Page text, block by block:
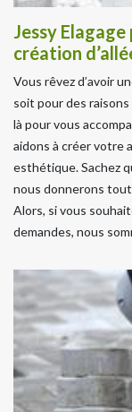
Jessy
création
Vous rêvez d’avoir
soit pour des
là pour vous
aidons à créer votre
esthétique. Sachez
nous donnerons
Alors, si vous
demandes, nous